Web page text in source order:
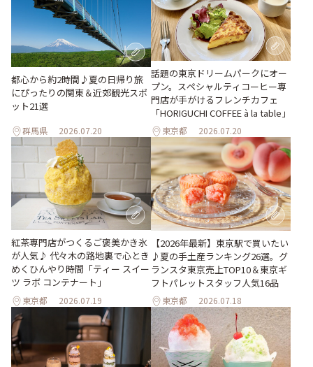
都心から約2時間♪夏の日帰り旅
にぴったりの関東＆近郊観光スポ
ット21選
群馬県 2026.07.20
話題の東京ドリームパークにオー
プン。スペシャルティコーヒー専
門店が手がけるフレンチカフェ
「HORIGUCHI COFFEE à la table」
東京都 2026.07.20
紅茶専門店がつくるご褒美かき氷
が人気♪ 代々木の路地裏で心とき
めくひんやり時間「ティー スイー
ツ ラボ コンテナート」
東京都 2026.07.19
【2026年最新】東京駅で買いたい
♪夏の手土産ランキング26選。グ
ランスタ東京売上TOP10＆東京ギ
フトパレットスタッフ人気16品
東京都 2026.07.18